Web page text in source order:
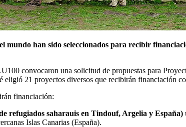
mundo han sido seleccionados para recibir
convocaron una solicitud de propuestas para
eligió 21 proyectos diversos que recibirán financiación
financiación:
refugiados saharauis en Tindouf, Argelia y España)
Islas Canarias (España).